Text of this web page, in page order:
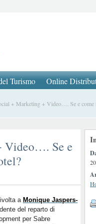
Turismo Online
+ Marketing + Video…. Se e come
Video…. Se e
a Monique Jaspers-
del reparto di
per Sabre